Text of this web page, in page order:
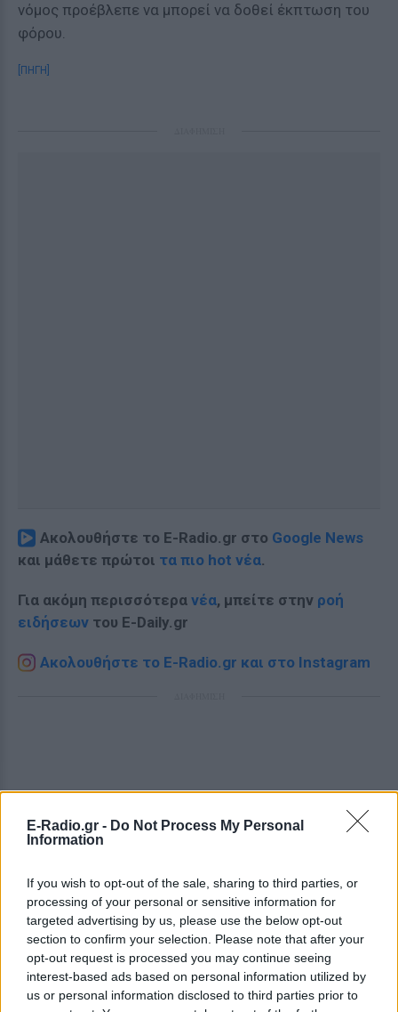
E-Radio.gr - Do Not Process My Personal
Information
If you wish to opt-out of the sale, sharing to third parties, or
processing of your personal or sensitive information for
targeted advertising by us, please use the below opt-out
section to confirm your selection. Please note that after your
opt-out request is processed you may continue seeing
interest-based ads based on personal information utilized by
us or personal information disclosed to third parties prior to
νόμος προέβλεπε να μπορεί να δοθεί έκπτωση του
φόρου.
[ΠΗΓΗ]
Ακολουθήστε το E-Radio.gr στο Google News
και μάθετε πρώτοι τα πιο hot νέα.
Για ακόμη περισσότερα νέα, μπείτε στην ροή
ειδήσεων του E-Daily.gr
Ακολουθήστε το E-Radio.gr και στο Instagram